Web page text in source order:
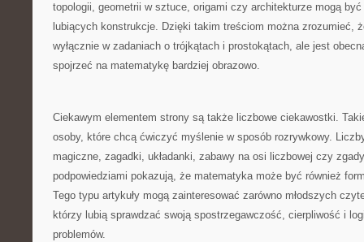
topologii, geometrii w sztuce, origami czy architekturze mogą
lubiących konstrukcje. Dzięki takim treściom można zrozumieć,
wyłącznie w zadaniach o trójkątach i prostokątach, ale jest
spojrzeć na matematykę bardziej obrazowo.
Ciekawym elementem strony są także liczbowe ciekawostki.
osoby, które chcą ćwiczyć myślenie w sposób rozrywkowy.
magiczne, zagadki, układanki, zabawy na osi liczbowej czy
podpowiedziami pokazują, że matematyka może być również
Tego typu artykuły mogą zainteresować zarówno młodszych
którzy lubią sprawdzać swoją spostrzegawczość, cierpliwość i
problemów.